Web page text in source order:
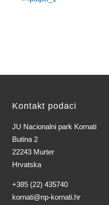
Kontakt podaci
JU Nacionalni park Kornati
Butina 2
22243 Murter
Hrvatska
+385 (22) 435740
kornati@np-kornati.hr